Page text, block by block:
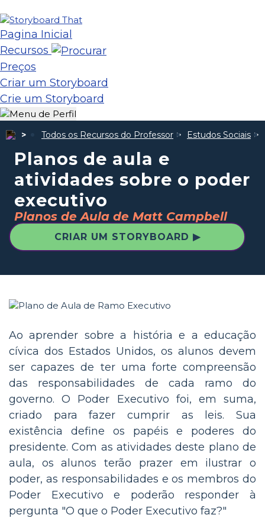
Pagina Inicial
Recursos
Preços
Criar um Storyboard
Crie um Storyboard
Todos os Recursos do Professor Estudos Sociais
Planos de aula e
atividades sobre o poder
executivo
Planos de Aula de Matt Campbell
CRIAR UM STORYBOARD ▶
Ao aprender sobre a história e a educação
cívica dos Estados Unidos, os alunos devem
ser capazes de ter uma forte compreensão
das responsabilidades de cada ramo do
governo. O Poder Executivo foi, em suma,
criado para fazer cumprir as leis. Sua
existência define os papéis e poderes do
presidente. Com as atividades deste plano de
aula, os alunos terão prazer em ilustrar o
poder, as responsabilidades e os membros do
Poder Executivo e poderão responder à
pergunta "O que o Poder Executivo faz?"